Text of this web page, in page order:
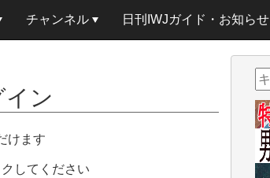
チャンネル 日刊IWJガイド・お知らせ
ン
けます
してください